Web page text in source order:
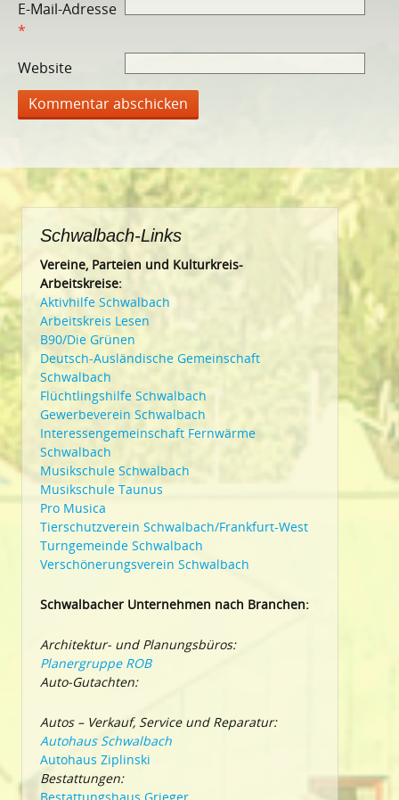
E-Mail-Adresse
*
Website
Schwalbach-Links
Vereine, Parteien und Kulturkreis-
Arbeitskreise:
Aktivhilfe Schwalbach
Arbeitskreis Lesen
B90/Die Grünen
Deutsch-Ausländische Gemeinschaft
Schwalbach
Flüchtlingshilfe Schwalbach
Gewerbeverein Schwalbach
Interessengemeinschaft Fernwärme
Schwalbach
Musikschule Schwalbach
Musikschule Taunus
Pro Musica
Tierschutzverein Schwalbach/Frankfurt-West
Turngemeinde Schwalbach
Verschönerungsverein Schwalbach
Schwalbacher Unternehmen nach Branchen:
Architektur- und Planungsbüros:
Planergruppe ROB
Auto-Gutachten:
Autos – Verkauf, Service und Reparatur:
Autohaus Schwalbach
Autohaus Ziplinski
Bestattungen:
Bestattungshaus Grieger